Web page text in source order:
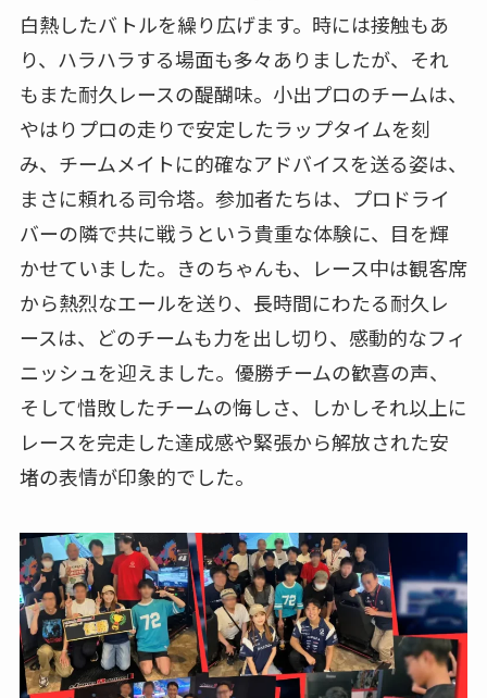
白熱したバトルを繰り広げます。時には接触もあ
り、ハラハラする場面も多々ありましたが、それ
もまた耐久レースの醍醐味。小出プロのチームは、
やはりプロの走りで安定したラップタイムを刻
み、チームメイトに的確なアドバイスを送る姿は、
まさに頼れる司令塔。参加者たちは、プロドライ
バーの隣で共に戦うという貴重な体験に、目を輝
かせていました。きのちゃんも、レース中は観客席
から熱烈なエールを送り、長時間にわたる耐久レ
ースは、どのチームも力を出し切り、感動的なフィ
ニッシュを迎えました。優勝チームの歓喜の声、
そして惜敗したチームの悔しさ、しかしそれ以上に
レースを完走した達成感や緊張から解放された安
堵の表情が印象的でした。